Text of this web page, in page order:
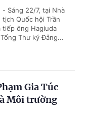
Sáng 22/7, tại Nhà
tịch Quốc hội Trần
tiếp ông Hagiuda
Thư ký Đảng...
Gia Túc
Môi trường